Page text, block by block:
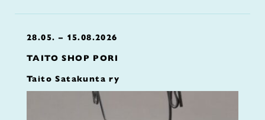
28.05. – 15.08.2026
TAITO SHOP PORI
Taito Satakunta ry